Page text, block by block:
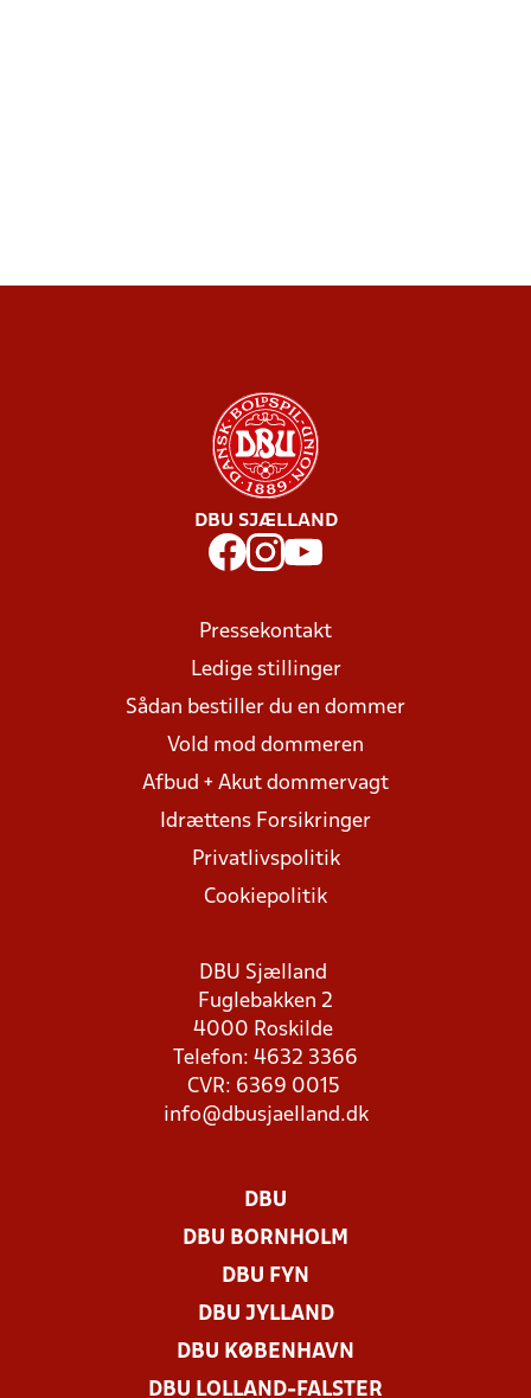
DBU SJÆLLAND
Pressekontakt
Ledige stillinger
Sådan bestiller du en dommer
Vold mod dommeren
Afbud + Akut dommervagt
Idrættens Forsikringer
Privatlivspolitik
Cookiepolitik
DBU Sjælland
Fuglebakken 2
4000 Roskilde
Telefon: 4632 3366
CVR: 6369 0015
info@dbusjaelland.dk
DBU
DBU BORNHOLM
DBU FYN
DBU JYLLAND
DBU KØBENHAVN
DBU LOLLAND-FALSTER